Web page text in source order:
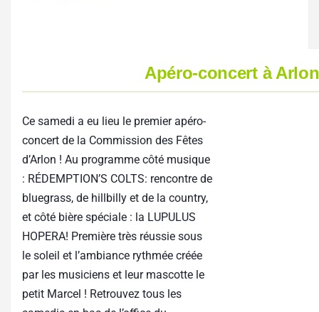
Apéro-concert à
Ce samedi a eu lieu le premier apéro-
concert de la Commission des Fêtes
d’Arlon ! Au programme côté musique
: RÉDEMPTION’S COLTS: rencontre de
bluegrass, de hillbilly et de la country,
et côté bière spéciale : la LUPULUS
HOPERA! Première très réussie sous
le soleil et l’ambiance rythmée créée
par les musiciens et leur mascotte le
petit Marcel ! Retrouvez tous les